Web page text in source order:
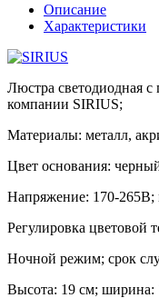
Описание
Характеристики
Люстра светодиодная с
компании SIRIUS;
Материалы: металл,
Цвет основания:
Напряжение: 170-265В;
Регулировка цветовой
Ночной режим; срок
Высота: 19 см;